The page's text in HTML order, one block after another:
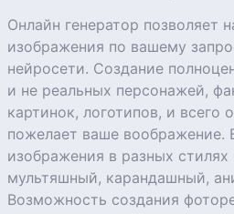
Онлайн генератор позволяет
изображения по вашему
нейросети. Создание
и не реальных персонажей,
картинок, логотипов, и всего
пожелает ваше воображение.
изображения в разных
мультяшный, карандашный,
Возможность создания